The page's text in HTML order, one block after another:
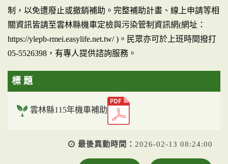
制，以免遭廢止或撤銷補助。完整補助計畫、線上申請等相
關資訊皆請至雲林縣機車定檢與污染管制資訊網(網址：
https://ylepb-rmei.easylife.net.tw/ )。民眾亦可於上班時間撥打
05-5526398，有專人提供諮詢服務。
標 題
雲林縣115年機車補助
最後異動時間： 2026-02-13 08:24:00